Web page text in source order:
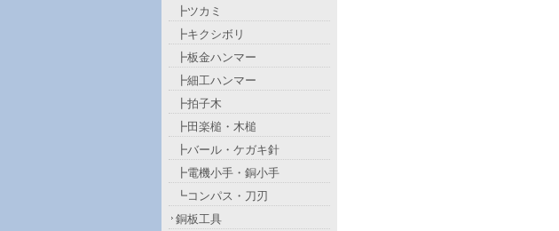
┣ツカミ
┣キクシボリ
┣板金ハンマー
┣細工ハンマー
┣拍子木
┣田楽槌・木槌
┣バール・ケガキ針
┣電機小手・銅小手
┗コンパス・刀刃
銅板工具